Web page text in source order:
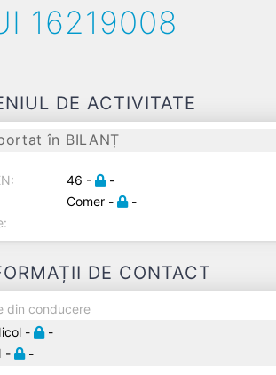
16219008
DE ACTIVITATE
în BILANȚ
46 -
-
Comer - -
DE CONTACT
din conducere
-
-
-
-